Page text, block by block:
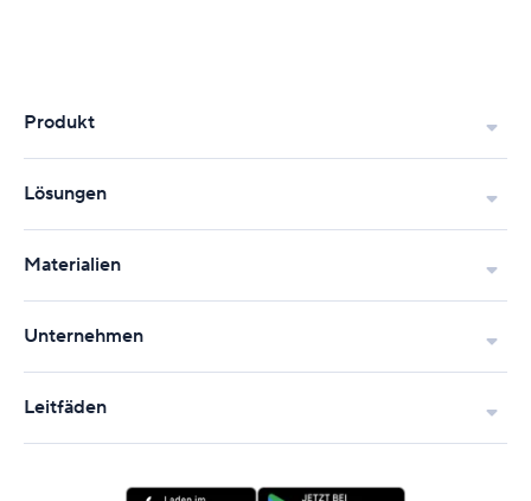
Produkt
Lösungen
Materialien
Unternehmen
Leitfäden